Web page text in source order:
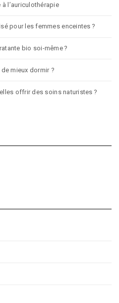
l’auriculothérapie
pour les femmes enceintes ?
bio soi-même ?
mieux dormir ?
offrir des soins naturistes ?